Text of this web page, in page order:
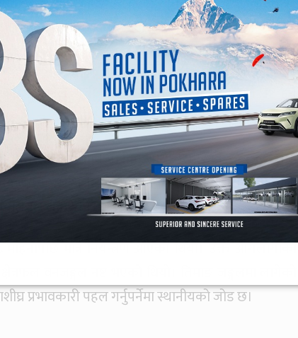
कारण आगो नियन्त्रणमा लिन कठिन भएको छ।’
यसको क्षेत्रफल बढ्ने उनको भनाइ छ। उनका अनुसार
पाँचऔँले, गुची च्याउलगायत जडीबुटी डढेलोले नष्ट हुने
प्रभाव पार्नुका साथै चराचुरुङ्गी, वन्यजन्तु तथा
प्रमुख भुजेलले बताए। यस वर्षको मङ्सिरयता ताल,
जनाएको छ।
मात्रै नियन्त्रण आएको थियो। उक्त आगलागीका
वनजङ्गल नष्ट भएको थियो। तिमाङ जङ्गलमा लागेको
प्रभावकारी पहल गर्नुपर्नेमा स्थानीयको जोड छ।